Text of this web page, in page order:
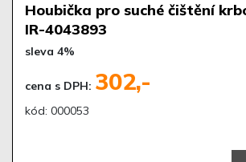
Houbička pro suché čištění
IR-4043893
sleva 4%
cena s DPH: 302,-
kód: 000053